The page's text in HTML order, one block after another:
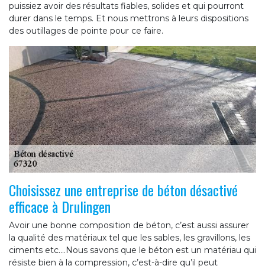
puissiez avoir des résultats fiables, solides et qui pourront
durer dans le temps. Et nous mettrons à leurs dispositions
des outillages de pointe pour ce faire.
Choisissez une entreprise de béton désactivé
efficace à Drulingen
Avoir une bonne composition de béton, c’est aussi assurer
la qualité des matériaux tel que les sables, les gravillons, les
ciments etc.…Nous savons que le béton est un matériau qui
résiste bien à la compression, c’est-à-dire qu’il peut